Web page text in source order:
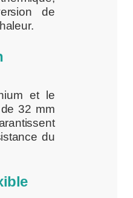
de
et le
32 mm
du